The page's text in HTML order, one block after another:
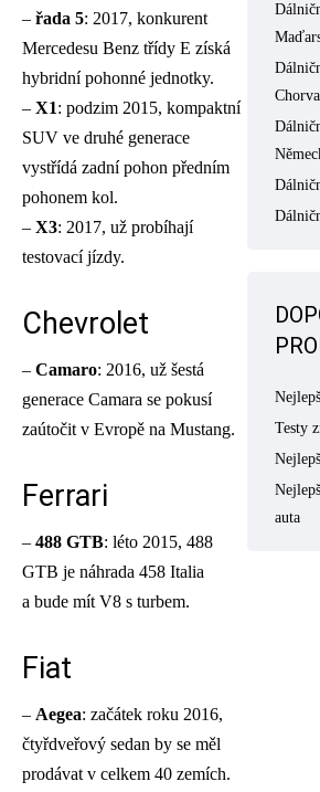
– řada 5: 2017, konkurent
Mercedesu Benz třídy E získá
hybridní pohonné jednotky.
– X1: podzim 2015, kompaktní
SUV ve druhé generace
vystřídá zadní pohon předním
pohonem kol.
– X3: 2017, už probíhají
testovací jízdy.
Chevrolet
– Camaro: 2016, už šestá
generace Camara se pokusí
zaútočit v Evropě na Mustang.
Ferrari
– 488 GTB: léto 2015, 488
GTB je náhrada 458 Italia
a bude mít V8 s turbem.
Fiat
– Aegea: začátek roku 2016,
čtyřdveřový sedan by se měl
prodávat v celkem 40 zemích.
Testy
auta